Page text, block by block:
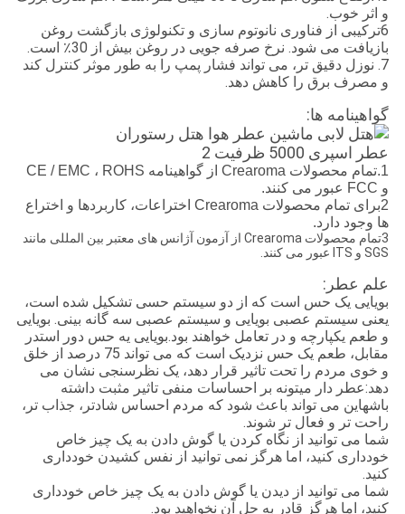
و اثر خوب.
6ترکیبی از فناوری نانوتوم سازی و تکنولوژی بازگشت روغن
بازیافت می شود. نرخ صرفه جویی در روغن بیش از 30٪ است.
7. نوزل دقیق تر، می تواند فشار پمپ را به طور موثر کنترل کند
و مصرف برق را کاهش دهد.
گواهینامه ها:
1.تمام محصولات Crearoma از گواهینامه CE / EMC ، ROHS
و FCC عبور می کنند.
2برای تمام محصولات Crearoma اختراعات، کاربردها و اختراع
ها وجود دارد.
3تمام محصولات Crearoma از آزمون آژانس های معتبر بین المللی مانند
SGS و ITS عبور می کنند.
علم عطر:
بویایی یک حس است که از دو سیستم حسی تشکیل شده است،
یعنی سیستم عصبی بویایی و سیستم عصبی سه گانه بینی. بویایی
و طعم یکپارچه و در تعامل خواهند بود.بویایی یه حس دور استدر
مقابل، طعم یک حس نزدیک است که می تواند 75 درصد از خلق
و خوی مردم را تحت تاثیر قرار دهد، یک نظرسنجی نشان می
دهد:عطر دار ميتونه بر احساسات منفی تاثیر مثبت داشته
باشهاین می تواند باعث شود که مردم احساس شادتر، جذاب تر،
راحت تر و فعال تر شوند.
شما می توانید از نگاه کردن یا گوش دادن به یک چیز خاص
خودداری کنید، اما هرگز نمی توانید از نفس کشیدن خودداری
کنید.
شما می توانید از دیدن یا گوش دادن به یک چیز خاص خودداری
کنید، اما هرگز قادر به حل آن نخواهید بود.